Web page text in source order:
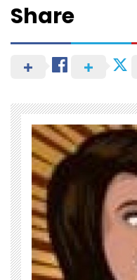
Share